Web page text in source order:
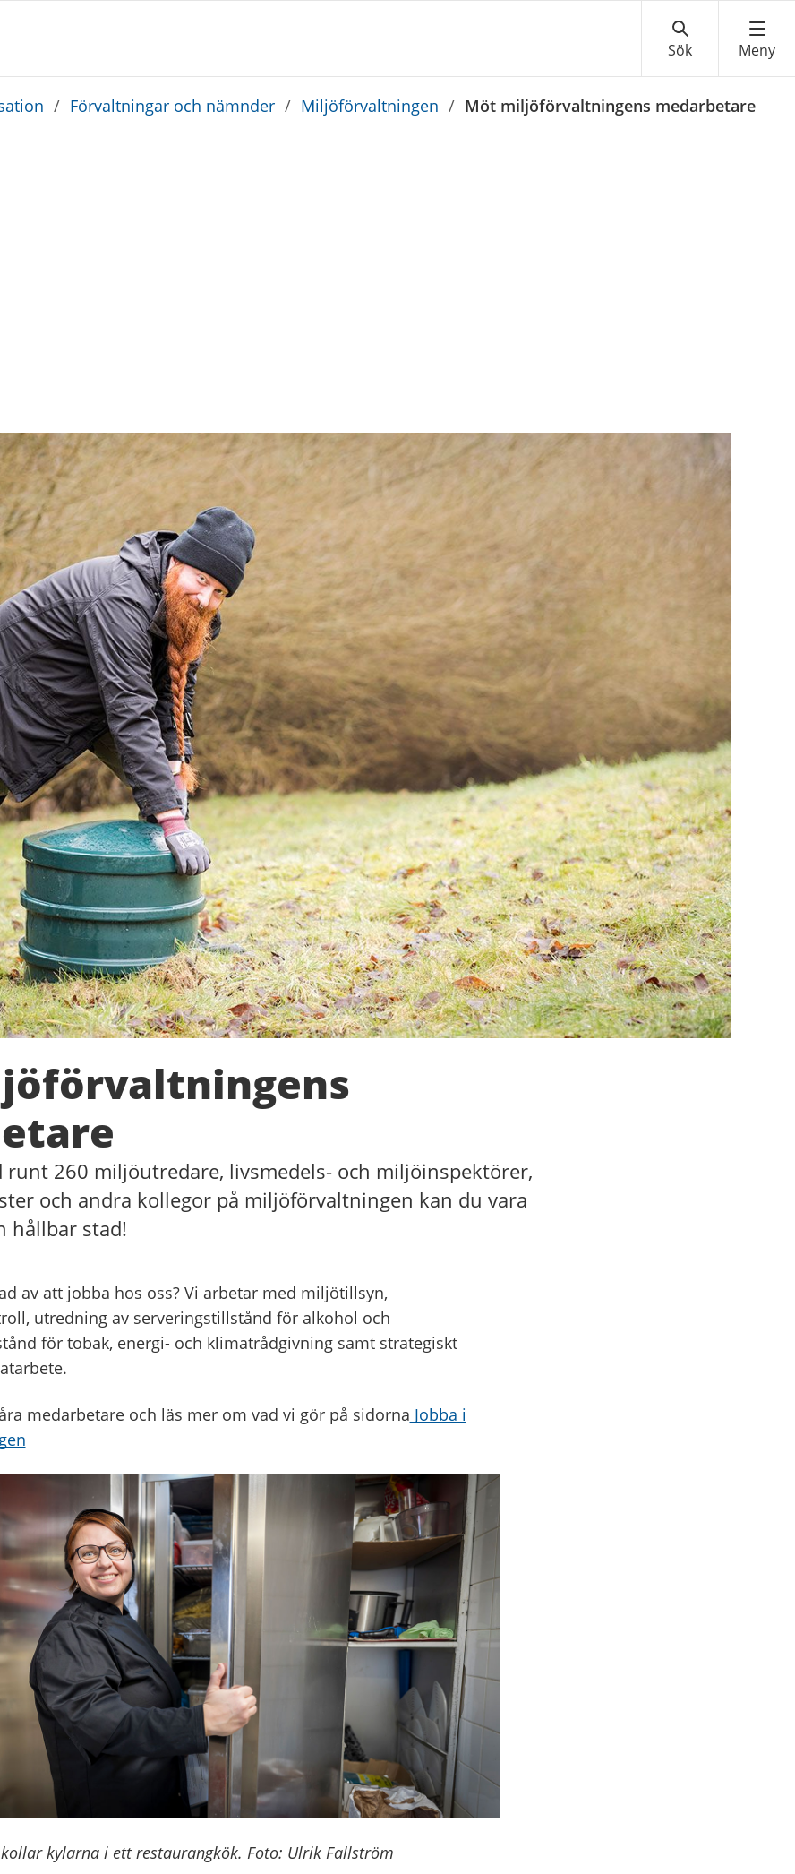
/ Förvaltningar och nämnder / Miljöförvaltningen / Möt miljöförvaltningens medarbetare
runt 260 miljöutredare, livsmedels- och miljöinspektörer,
och andra kollegor på miljöförvaltningen kan du vara
hållbar stad!
av att jobba hos oss? Vi arbetar med miljötillsyn,
utredning av serveringstillstånd för alkohol och
för tobak, energi- och klimatrådgivning samt strategiskt
medarbetare och läs mer om vad vi gör på sidorna Jobba i
kollar kylarna i ett restaurangkök. Foto: Ulrik Fallström